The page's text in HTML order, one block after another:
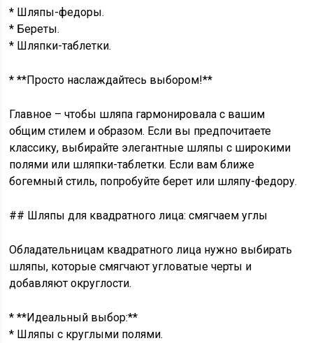
* Шляпы-федоры.
* Береты.
* Шляпки-таблетки.
* **Просто наслаждайтесь выбором!**
Главное – чтобы шляпа гармонировала с вашим
общим стилем и образом. Если вы предпочитаете
классику, выбирайте элегантные шляпы с широкими
полями или шляпки-таблетки. Если вам ближе
богемный стиль, попробуйте берет или шляпу-федору.
## Шляпы для квадратного лица: смягчаем углы
Обладательницам квадратного лица нужно выбирать
шляпы, которые смягчают угловатые черты и
добавляют округлости.
* **Идеальный выбор:**
* Шляпы с круглыми полями.